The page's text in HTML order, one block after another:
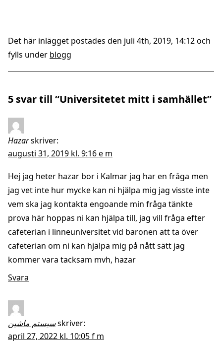
Det här inlägget postades den juli 4th, 2019, 14:12 och
fylls under blogg
5 svar till “Universitetet mitt i samhället”
Hazarskriver:
augusti 31, 2019 kl. 9:16 e m
Hej jag heter hazar bor i Kalmar jag har en fråga men
jag vet inte hur mycke kan ni hjälpa mig jag visste inte
vem ska jag kontakta engoande min fråga tänkte
prova här hoppas ni kan hjälpa till, jag vill fråga efter
cafeterian i linneuniversitet vid baronen att ta över
cafeterian om ni kan hjälpa mig på nått sätt jag
kommer vara tacksam mvh, hazar
Svara
سیستم ماشینskriver:
april 27, 2022 kl. 10:05 f m